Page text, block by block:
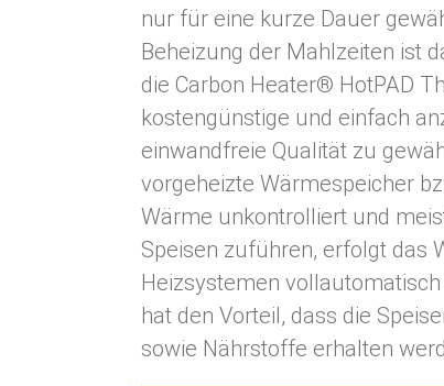
nur für eine kurze Dauer
Beheizung der Mahlzeiten ist
die Carbon Heater® HotPAD
kostengünstige und einfach
einwandfreie Qualität zu
vorgeheizte Wärmespeicher
Wärme unkontrolliert und
Speisen zuführen, erfolgt das
Heizsystemen
hat den Vorteil, dass die
sowie Nährstoffe erhalten